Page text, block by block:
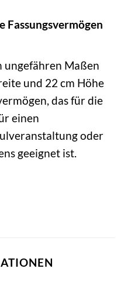
Fassungsvermögen
ungefähren Maßen
und 22 cm Höhe
das für die
einen
oder
geeignet ist.